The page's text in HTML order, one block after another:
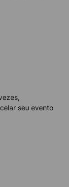
seu evento